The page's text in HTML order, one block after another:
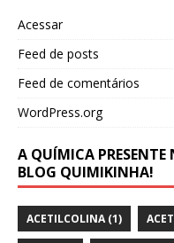
Acessar
Feed de posts
Feed de comentários
WordPress.org
A QUÍMICA PRESENTE
BLOG QUIMIKINHA!
ACETILCOLINA(1)